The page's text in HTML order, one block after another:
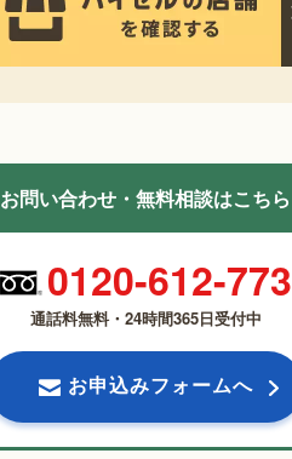
お問い合わせ・無料相談はこちら
0120-612-773
通話料無料・24時間365日受付中
お申込みフォームへ